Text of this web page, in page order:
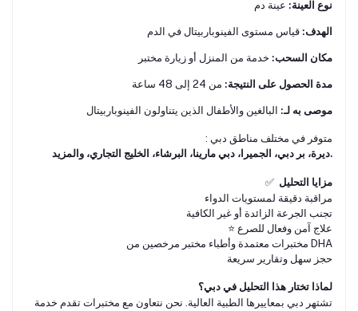
نوع العينة: عينة دم
الهدف: قياس مستوى الفينوباربيتال في الدم
مكان السحب: خدمة من المنزل أو زيارة مختبر
مدة الحصول على النتيجة: من 24 إلى 48 ساعة
موصى به لـ: البالغين والأطفال الذين يتناولون الفينوباربيتال
: متوفر في مختلف مناطق دبي
ديرة، بر دبي، الجميرا، دبي مارينا، البرشاء، الخليج التجاري، والمزيد.
✅ مزايا التحليل
مراقبة دقيقة لمستويات الدواء
تجنب الجرعة الزائدة أو غير الكافية
⭐ علاج آمن وفعال للصرع
مختبرات معتمدة وأطباء مختبر مرخصين من DHA
حجز سهل وتقارير سريعة
لماذا تختار هذا التحليل في دبي؟
تشتهر دبي بمعاييرها الطبية العالية. نحن نتعاون مع مختبرات تقدم خدمة